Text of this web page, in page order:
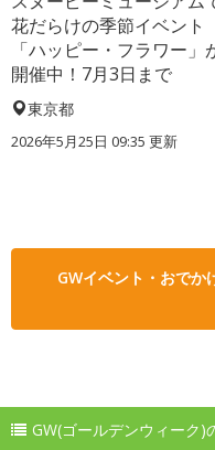
花だらけの季節イベント
「ハッピー・フラワー」
開催中！7月3日まで
東京都
2026年5月25日 09:35 更新
GWイベント・おでか
GW(ゴールデンウィーク)